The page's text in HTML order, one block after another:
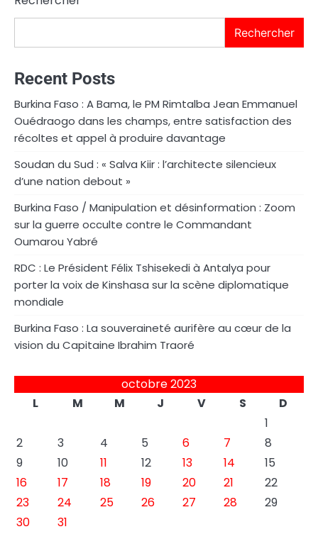
Rechercher
Recent Posts
Burkina Faso : A Bama, le PM Rimtalba Jean Emmanuel
Ouédraogo dans les champs, entre satisfaction des
récoltes et appel à produire davantage
Soudan du Sud : « Salva Kiir : l’architecte silencieux
d’une nation debout »
Burkina Faso / Manipulation et désinformation : Zoom
sur la guerre occulte contre le Commandant
Oumarou Yabré
RDC : Le Président Félix Tshisekedi à Antalya pour
porter la voix de Kinshasa sur la scène diplomatique
mondiale
Burkina Faso : La souveraineté aurifère au cœur de la
vision du Capitaine Ibrahim Traoré
octobre 2023
L
M M J V S
D
1
2
3 4 5 6 7
8
9
10 11 12 13 14
15
16
17 18 19 20 21
22
23
24 25 26 27 28
29
30
31